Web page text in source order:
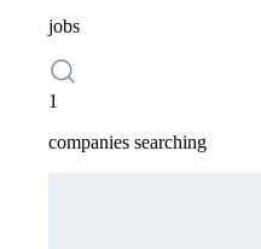
jobs
1
companies searching